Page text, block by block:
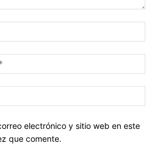
electrónico y sitio web en este
que comente.